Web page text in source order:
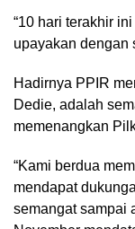
“10 hari terakhir
upayakan dengan
Hadirnya PPIR
Dedie, adalah
memenangkan
“Kami berdua
mendapat
semangat sampai